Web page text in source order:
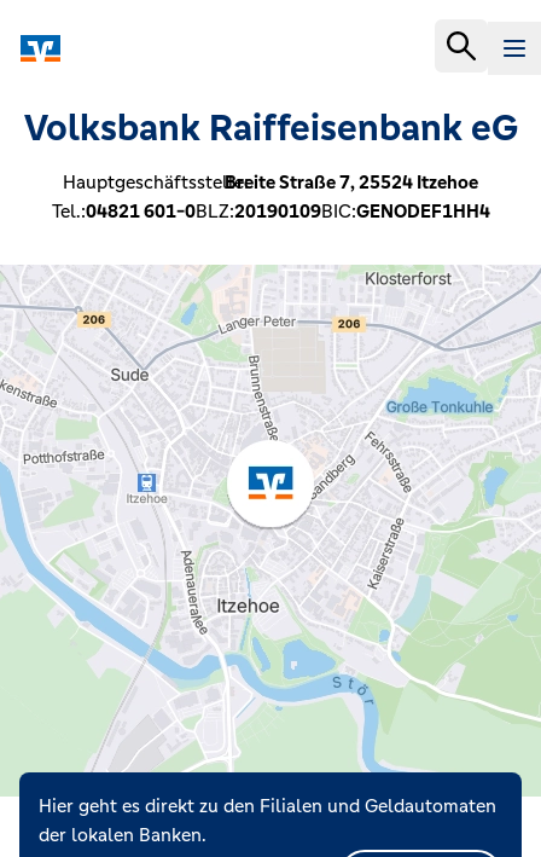
Volksbank Raiffeisenbank eG
Hauptgeschäftsstelle:Breite Straße 7,25524 Itzehoe
Tel.:04821 601-0BLZ:20190109BIC:GENODEF1HH4
Hier geht es direkt zu den Filialen und Geldautomaten
der lokalen Banken.